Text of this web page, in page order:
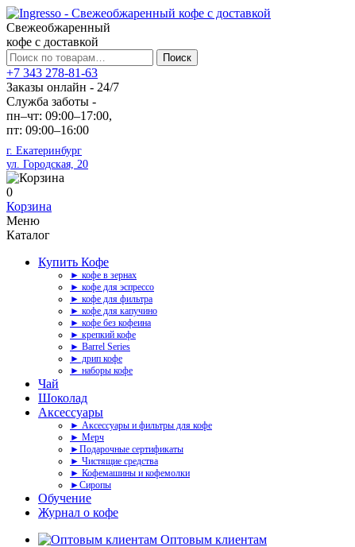
Свежеобжаренный
кофе с доставкой
Искать:
Поиск
+7 343 278-81-63
Заказы онлайн - 24/7
Служба заботы -
пн–чт: 09:00–17:00,
пт: 09:00–16:00
г. Екатеринбург
ул. Городская, 20
0
Корзина
Меню
Каталог
Купить Кофе
► кофе в зернах
► кофе для эспрессо
► кофе для фильтра
► кофе для капучино
► кофе без кофеина
► крепкий кофе
► Barrel Series
► дрип кофе
► наборы кофе
Чай
Шоколад
Аксессуары
► Аксессуары и фильтры для кофе
► Мерч
►Подарочные сертификаты
► Чистящие средства
► Кофемашины и кофемолки
►Сиропы
Обучение
Журнал о кофе
Оптовым клиентам